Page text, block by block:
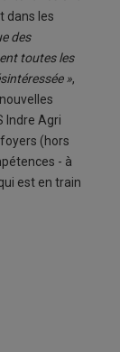
dans les
des
toutes les
»,
Indre Agri
(hors
- à
est en train